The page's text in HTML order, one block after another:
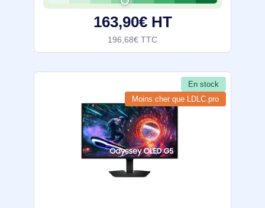
sRGB 95% pour une restitution fidèle.
163,90€ HT
196,68€ TTC
En stock
Moins cher que LDLC.pro